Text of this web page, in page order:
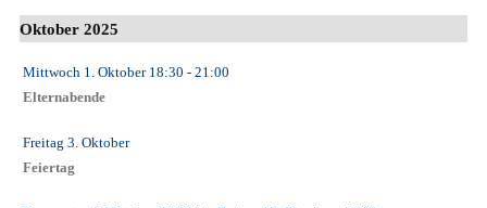
Oktober 2025
Mittwoch 1. Oktober18:30 - 21:00
Elternabende
Freitag 3. Oktober
Feiertag